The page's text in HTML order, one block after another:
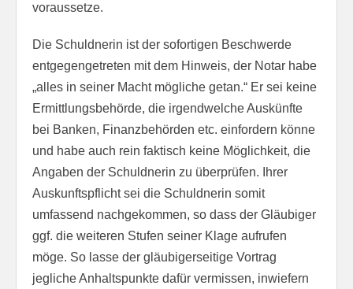
voraussetze.
Die Schuldnerin ist der sofortigen Beschwerde
entgegengetreten mit dem Hinweis, der Notar habe
„alles in seiner Macht mögliche getan.“ Er sei keine
Ermittlungsbehörde, die irgendwelche Auskünfte
bei Banken, Finanzbehörden etc. einfordern könne
und habe auch rein faktisch keine Möglichkeit, die
Angaben der Schuldnerin zu überprüfen. Ihrer
Auskunftspflicht sei die Schuldnerin somit
umfassend nachgekommen, so dass der Gläubiger
ggf. die weiteren Stufen seiner Klage aufrufen
möge. So lasse der gläubigerseitige Vortrag
jegliche Anhaltspunkte dafür vermissen, inwiefern